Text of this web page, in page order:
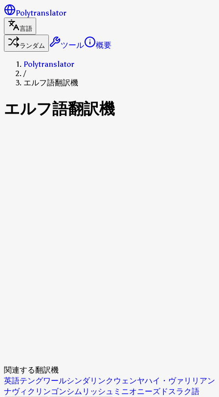
Polytranslator
言語
ランダム ツール 概要
Polytranslator
/
エルフ語翻訳機
エルフ語翻訳機
関連する翻訳機
英語テングワールシンダリンクウェンヤハイ・ヴァリリアン
ナヴィ クリンゴンシムリッシュ ミニオニーズ ドスラク語